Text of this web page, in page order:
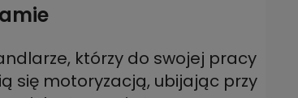
którzy do swojej pracy
się motoryzacją, ubijając przy